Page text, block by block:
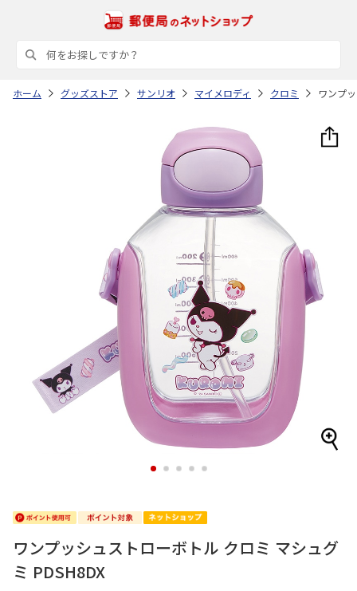
ホーム グッズストア サンリオ マイメロディ クロミ ワンプ
1 2 3 4 5
ワンプッシュストローボトル クロミ マシュグ
ミ PDSH8DX